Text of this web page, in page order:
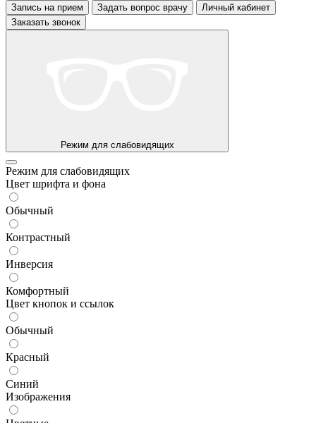
Запись на прием Задать вопрос врачу
Личный кабинет
Заказать звонок
Режим для слабовидящих
Режим для слабовидящих
Цвет шрифта и фона
Обычный
Контрастный
Инверсия
Комфортный
Цвет кнопок и ссылок
Обычный
Красный
Синий
Изображения